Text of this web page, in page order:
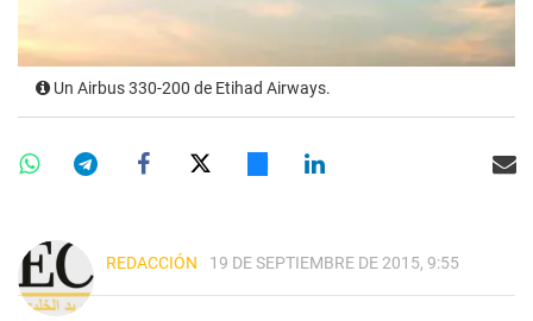
Un Airbus 330-200 de Etihad Airways.
REDACCIÓN 19 DE SEPTIEMBRE DE 2015, 9:55